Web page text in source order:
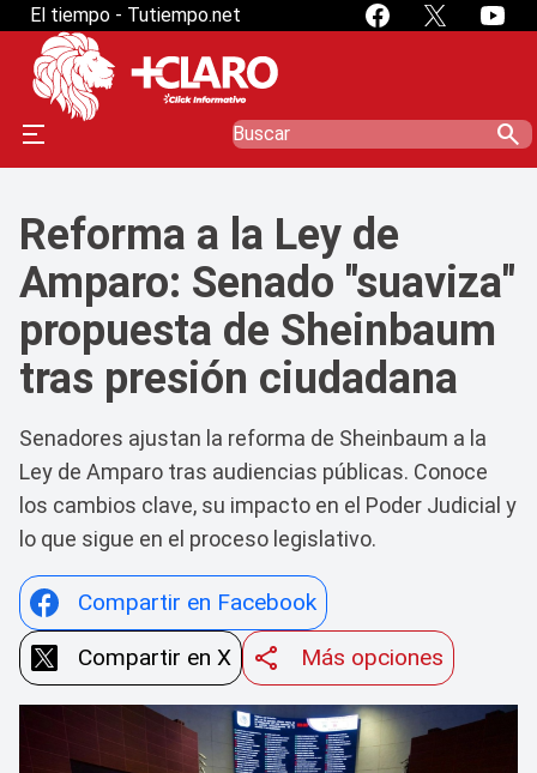
El tiempo - Tutiempo.net
search
Reforma a la Ley de
Amparo: Senado "suaviza"
propuesta de Sheinbaum
tras presión ciudadana
Senadores ajustan la reforma de Sheinbaum a la
Ley de Amparo tras audiencias públicas. Conoce
los cambios clave, su impacto en el Poder Judicial y
lo que sigue en el proceso legislativo.
Compartir en Facebook
Compartir en X
Más opciones